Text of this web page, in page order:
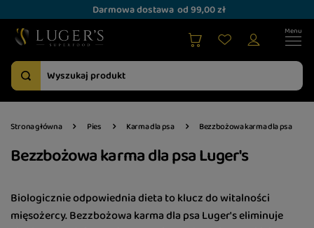
Darmowa dostawa od 99,00 zł
Strona główna Pies Karma dla psa Bezzbożowa karma dla psa
Bezzbożowa karma dla psa Luger's
Biologicznie odpowiednia dieta to klucz do witalności
mięsożercy. Bezzbożowa karma dla psa Luger's eliminuje